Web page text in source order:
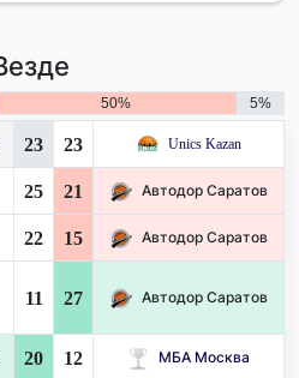
50% 5%
23 23 Unics Kazan
25 21 Автодор Саратов
22 15 Автодор Саратов
11 27 Автодор Саратов
20 12 МБА Москва